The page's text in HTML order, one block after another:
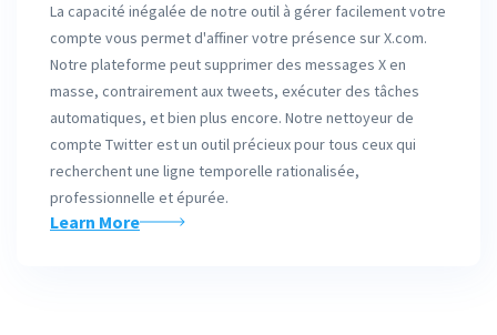
La capacité inégalée de notre outil à gérer facilement votre
compte vous permet d'affiner votre présence sur X.com.
Notre plateforme peut supprimer des messages X en
masse, contrairement aux tweets, exécuter des tâches
automatiques, et bien plus encore. Notre nettoyeur de
compte Twitter est un outil précieux pour tous ceux qui
recherchent une ligne temporelle rationalisée,
professionnelle et épurée.
Learn More